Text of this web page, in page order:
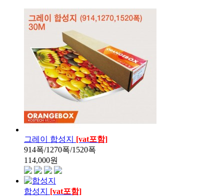
그레이 합성지
[vat포함]
914폭/1270폭/1520폭
114,000원
합성지
[vat포함]